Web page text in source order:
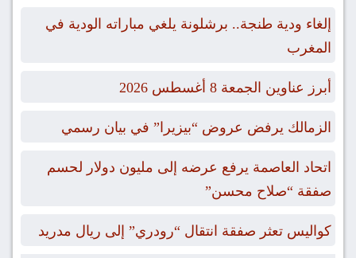
إلغاء ودية طنجة.. برشلونة يلغي مباراته الودية في
المغرب
أبرز عناوين الجمعة 8 أغسطس 2026
الزمالك يرفض عروض “بيزيرا” في بيان رسمي
اتحاد العاصمة يرفع عرضه إلى مليون دولار لحسم
صفقة “صلاح محسن”
كواليس تعثر صفقة انتقال “رودري” إلى ريال مدريد